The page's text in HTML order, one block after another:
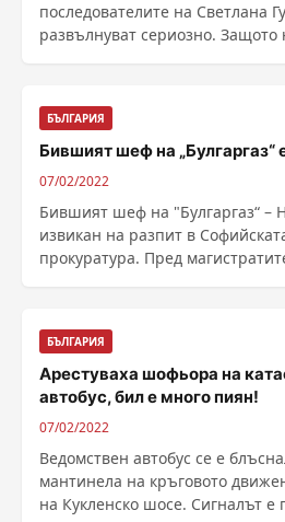
последователите на Светлана
развълнуват сериозно. Защото
БЪЛГАРИЯ
Бившият шеф на „Булгаргаз“
07/02/2022
Бившият шеф на "Булгаргаз“ –
извикан на разпит в
прокуратура. Пред магистратите той ще се яви в
БЪЛГАРИЯ
Арестуваха шофьора на
автобус, бил е много пиян!
07/02/2022
Ведомствен автобус се е
мантинела на кръговото
на Кукленско шосе. Сигналът е